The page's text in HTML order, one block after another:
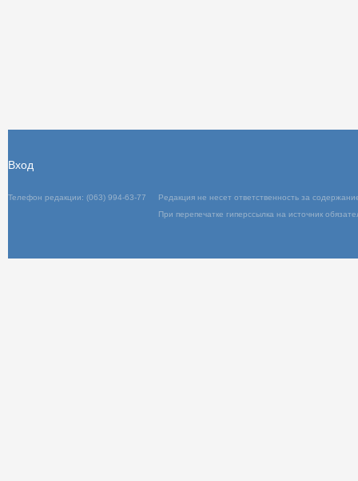
Телефон редакции: (063) 994-63-77
При